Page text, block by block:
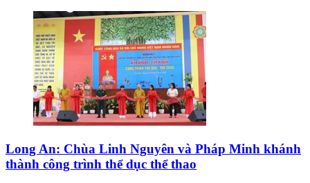
Long An: Chùa Linh Nguyên và Pháp Minh khánh
thành công trình thể dục thể thao